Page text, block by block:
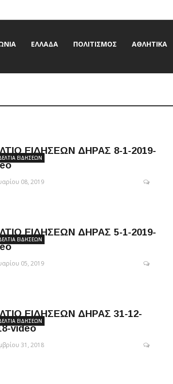
ΕΛΛΆΔΑ ΠΟΛΙΤΙΣΜΌΣ ΑΘΛΗΤΙΚΆ
ΕΙΔΉΣΕΩΝ
ΕΙΔΗΣΕΩΝ ΔΗΡΑΣ 8-1-2019-
08, 2019
ΕΙΔΉΣΕΩΝ
ΕΙΔΗΣΕΩΝ ΔΗΡΑΣ 5-1-2019-
05, 2019
ΕΙΔΉΣΕΩΝ
ΕΙΔΗΣΕΩΝ ΔΗΡΑΣ 31-12-
video
31, 2018